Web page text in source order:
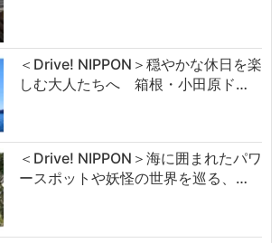
＜Drive! NIPPON＞穏やかな休日を楽
しむ大人たちへ 箱根・小田原ド…
＜Drive! NIPPON＞海に囲まれたパワ
ースポットや妖怪の世界を巡る、…